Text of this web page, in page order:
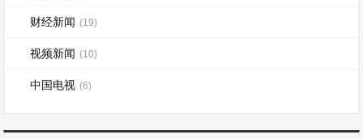
财经新闻 (19)
视频新闻 (10)
中国电视 (6)